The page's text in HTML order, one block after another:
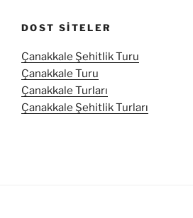
DOST SITELER
Çanakkale Şehitlik Turu
Çanakkale Turu
Çanakkale Turları
Çanakkale Şehitlik Turları